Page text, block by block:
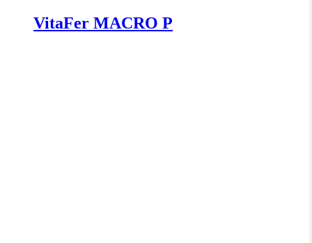
VitaFer MACRO P